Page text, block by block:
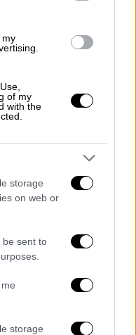
my
of my
with the
storage
on web or
be sent to
storage
ανακοίνωσε ότι